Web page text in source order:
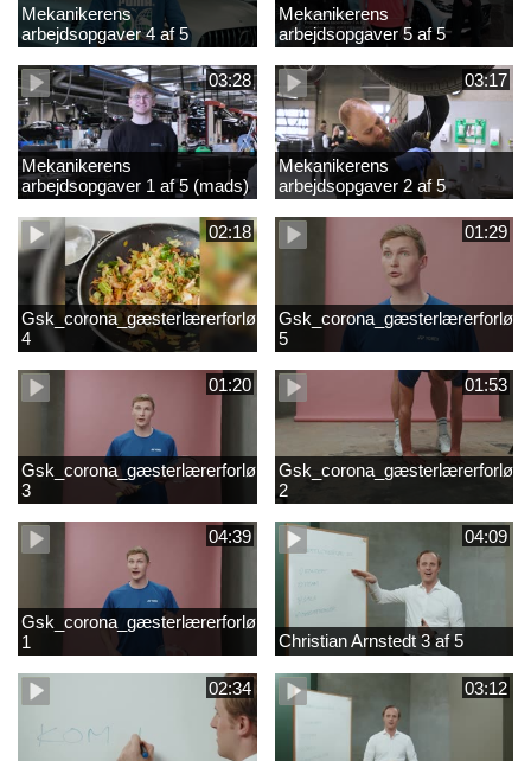
Mekanikerens
arbejdsopgaver 4 af 5
(Frederik Vesti)
Mekanikerens
arbejdsopgaver 5 af 5
(Frederik Vesti)
03:28
Mekanikerens
arbejdsopgaver 1 af 5 (mads)
03:17
Mekanikerens
arbejdsopgaver 2 af 5
(magnus)
02:18
Gsk_corona_gæsterlærerforløb_Axelsen_del
4
01:29
5
01:20
Gsk_corona_gæsterlærerforløb_Axelsen_del
3
01:53
2
04:39
Gsk_corona_gæsterlærerforløb_Axelsen_del
1
04:09
Christian Arnstedt 3 af 5
02:34 03:12